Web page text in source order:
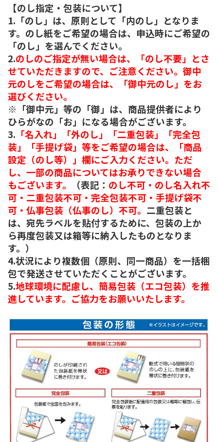
【のし指定・包装について】
1.「のし」は、原則として「内のし」となりま
す。のし紙をご希望の場合は、申込時にご希望の
「のし」を選んでください。
2.のしのご指定が無い場合は、「のし不要」とさ
せていただきますので、ご注意ください。御中
元のしをご希望の場合は、「御中元のし」をお
選びください。
※「御中元」等の「御」は、商品提供者により
ひらがなの「お」になる場合がございます。
3. 「名入れ」「外のし」「二重包装」「完全包
装」「手提げ袋」等をご希望の場合は、「商品
設定（のし等）」欄にご入力ください。ただ
し、一部の商品についてはお承りできない場合
もございます。
（表記： のし不可・のし名入れ不
可・二重包装不可・完全包装不可・手提げ袋不
可・仏事包装（仏事のし）不可。 二重包装と
は、宛先ラベルを貼付するために、包装の上か
ら再度包装又は箱等に納入したものとなりま
す。）
4.状況により複数個（原則、同一商品）を一括梱
包で発送させていただくことがございます。
5.地球環境に配慮し、簡易包装（エコ包装）を推
進しています。ご協力をお願いいたします。